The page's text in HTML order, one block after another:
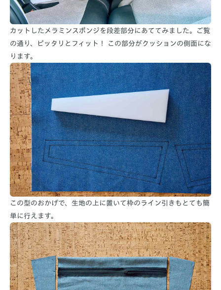
カットしたメラミンスポンジを段差部分にあててみました。ご覧
の通り、ピッタリとフィット！ この部分がクッションの側面にな
ります。
この型のおかげで、生地の上に置いて枠のライン引きもとても簡
単に行えます。